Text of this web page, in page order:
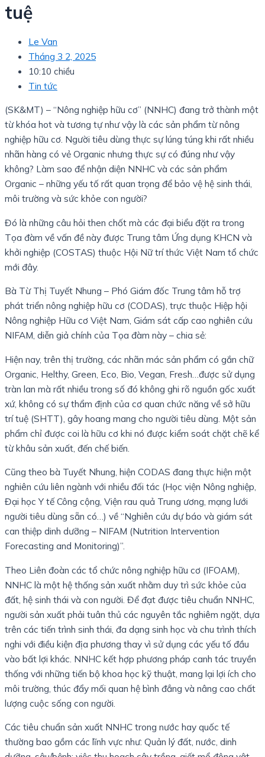
tuệ
Le Van
Tháng 3 2, 2025
10:10 chiều
Tin tức
(SK&MT) – “Nông nghiệp hữu cơ” (NNHC) đang trở thành một
từ khóa hot và tương tự như vậy là các sản phẩm từ nông
nghiệp hữu cơ. Người tiêu dùng thực sự lúng túng khi rất nhiều
nhãn hàng có vẻ Organic nhưng thực sự có đúng như vậy
không? Làm sao để nhận diện NNHC và các sản phẩm
Organic – những yếu tố rất quan trọng để bảo vệ hệ sinh thái,
môi trường và sức khỏe con người?
Đó là những câu hỏi then chốt mà các đại biểu đặt ra trong
Tọa đàm về vấn đề này được Trung tâm Ứng dụng KHCN và
khởi nghiệp (COSTAS) thuộc Hội Nữ trí thức Việt Nam tổ chức
mới đây.
Bà Từ Thị Tuyết Nhung – Phó Giám đốc Trung tâm hỗ trợ
phát triển nông nghiệp hữu cơ (CODAS), trực thuộc Hiệp hội
Nông nghiệp Hữu cơ Việt Nam, Giám sát cấp cao nghiên cứu
NIFAM, diễn giả chính của Tọa đàm này – chia sẻ:
Hiện nay, trên thị trường, các nhãn mác sản phẩm có gắn chữ
Organic, Helthy, Green, Eco, Bio, Vegan, Fresh…được sử dụng
tràn lan mà rất nhiều trong số đó không ghi rõ nguồn gốc xuất
xứ, không có sự thẩm định của cơ quan chức năng về sở hữu
trí tuệ (SHTT), gây hoang mang cho người tiêu dùng. Một sản
phẩm chỉ được coi là hữu cơ khi nó được kiểm soát chặt chẽ kể
từ khâu sản xuất, đến chế biến.
Cũng theo bà Tuyết Nhung, hiện CODAS đang thực hiện một
nghiên cứu liên ngành với nhiều đối tác (Học viện Nông nghiệp,
Đại học Y tế Công cộng, Viện rau quả Trung ương, mạng lưới
người tiêu dùng sẵn có…) về “Nghiên cứu dự báo và giám sát
can thiệp dinh dưỡng – NIFAM (Nutrition Intervention
Forecasting and Monitoring)”.
Theo Liên đoàn các tổ chức nông nghiệp hữu cơ (IFOAM),
NNHC là một hệ thống sản xuất nhằm duy trì sức khỏe của
đất, hệ sinh thái và con người. Để đạt được tiêu chuẩn NNHC,
người sản xuất phải tuân thủ các nguyên tắc nghiêm ngặt, dựa
trên các tiến trình sinh thái, đa dạng sinh học và chu trình thích
nghi với điều kiện địa phương thay vì sử dụng các yếu tố đầu
vào bất lợi khác. NNHC kết hợp phương pháp canh tác truyền
thống với những tiến bộ khoa học kỹ thuật, mang lại lợi ích cho
môi trường, thúc đẩy mối quan hệ bình đẳng và nâng cao chất
lượng cuộc sống con người.
Các tiêu chuẩn sản xuất NNHC trong nước hay quốc tế
thường bao gồm các lĩnh vực như: Quản lý đất, nước, dinh